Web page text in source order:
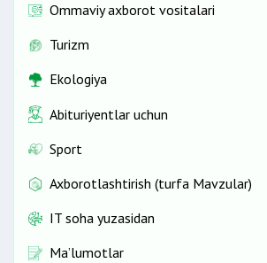
Ommaviy axborot vositalari
Turizm
Ekologiya
Abituriyentlar uchun
Sport
Axborotlashtirish (turfa Mavzular)
IT soha yuzasidan
Ma’lumotlar